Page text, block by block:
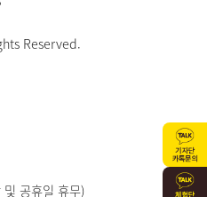
Reserved.
공휴일 휴무)